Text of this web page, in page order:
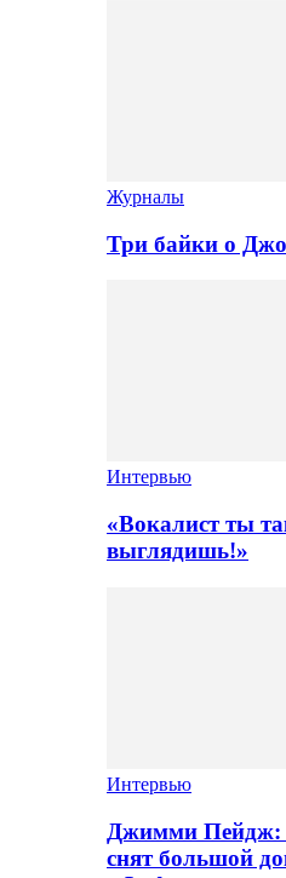
Журналы
Три байки о
Интервью
«Вокалист ты
выглядишь!»
Интервью
Джимми Пейдж:
снят большой